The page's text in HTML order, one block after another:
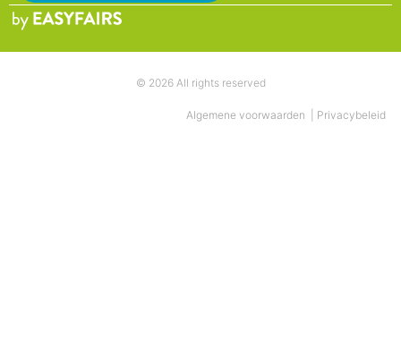
© 2026 All rights reserved
Algemene voorwaarden Privacybeleid